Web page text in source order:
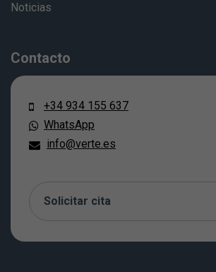
Noticias
Contacto
+34 934 155 637
WhatsApp
info@verte.es
Solicitar cita